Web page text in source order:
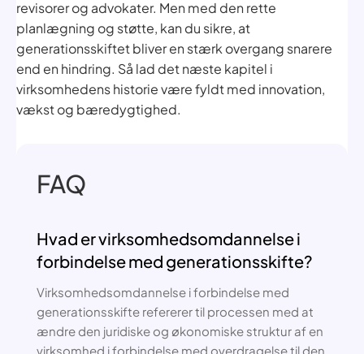
revisorer og advokater. Men med den rette
planlægning og støtte, kan du sikre, at
generationsskiftet bliver en stærk overgang snarere
end en hindring. Så lad det næste kapitel i
virksomhedens historie være fyldt med innovation,
vækst og bæredygtighed.
FAQ
Hvad er virksomhedsomdannelse i
forbindelse med generationsskifte?
Virksomhedsomdannelse i forbindelse med
generationsskifte refererer til processen med at
ændre den juridiske og økonomiske struktur af en
virksomhed i forbindelse med overdragelse til den